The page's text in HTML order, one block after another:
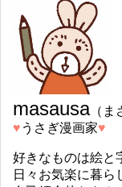
masausa（ま
♥︎ うさぎ漫画家♥︎
好きなものは絵と
日々お気楽に暮ら